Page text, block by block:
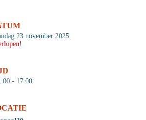
23 november 2025
- 17:00